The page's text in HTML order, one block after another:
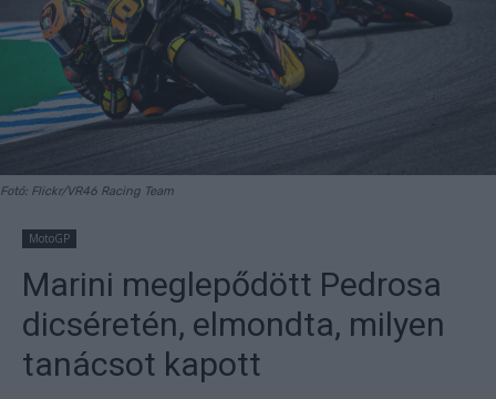
Fotó: Flickr/VR46 Racing Team
MotoGP
Marini meglepődött Pedrosa
dicséretén, elmondta, milyen
tanácsot kapott